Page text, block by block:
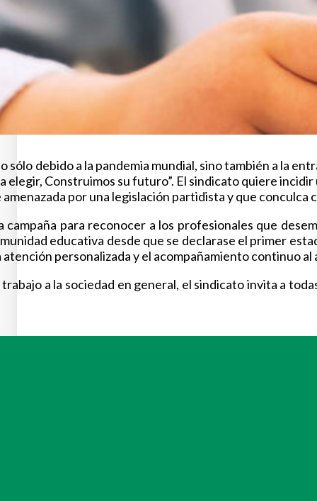
sólo debido a la pandemia mundial, sino también a la
elegir, Construimos su futuro”. El sindicato quiere
por una legislación partidista y que
campaña para reconocer a los profesionales que
educativa desde que se declarase el primer
personalizada y el acompañamiento continuo
a la sociedad en general, el sindicato invita a